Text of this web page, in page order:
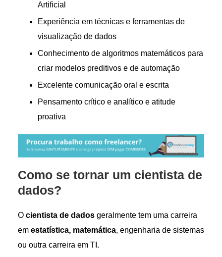
Artificial
Experiência em técnicas e ferramentas de
visualização de dados
Conhecimento de algoritmos matemáticos para
criar modelos preditivos e de automação
Excelente comunicação oral e escrita
Pensamento crítico e analítico e atitude
proativa
Como se tornar um cientista de
dados?
O cientista de dadosgeralmente tem uma carreira
em estatística, matemática, engenharia de sistemas
ou outra carreira em TI.